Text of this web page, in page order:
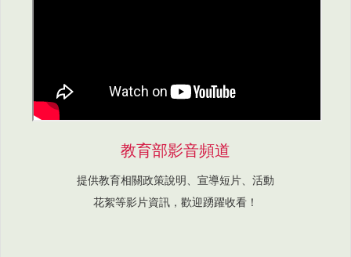
教育部影音頻道
提供教育相關政策說明、宣導短片、活動
花絮等影片資訊，歡迎踴躍收看！